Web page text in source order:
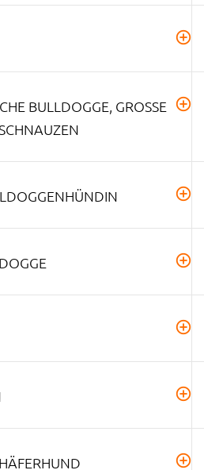
BULLDOGGE, GROSSE HU